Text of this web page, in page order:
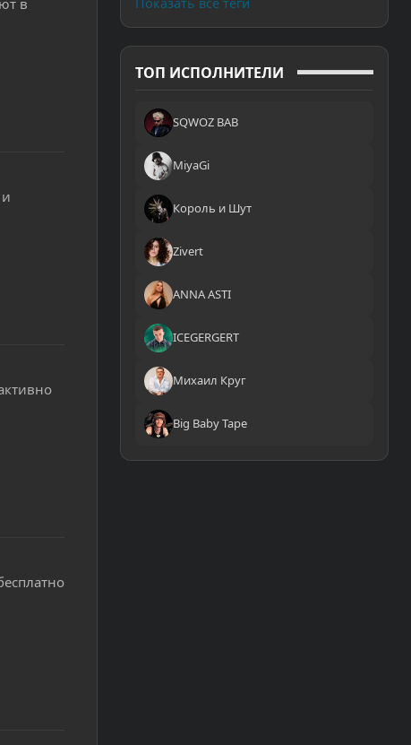
ТОП ИСПОЛНИТЕЛИ
SQWOZ BAB
MiyaGi
Король и Шут
Zivert
ANNA ASTI
ICEGERGERT
Михаил Круг
Big Baby Tape